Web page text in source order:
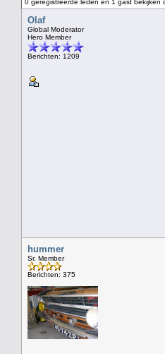
0 geregistreerde leden en 1 gast bekijken
Olaf
Global Moderator
Hero Member
Berichten: 1209
hummer
Sr. Member
Berichten: 375